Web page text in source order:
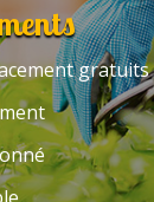
gratuits